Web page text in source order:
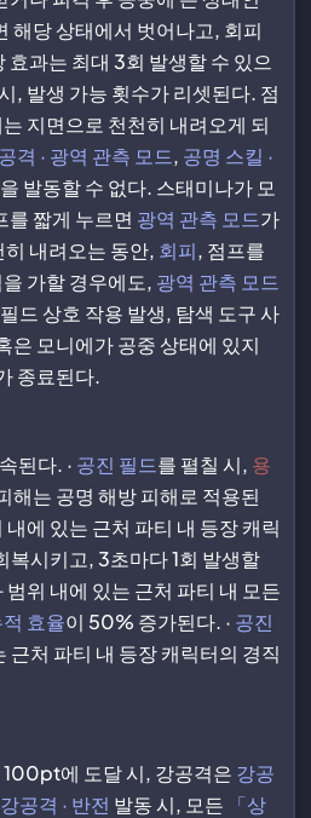
해당 상태에서 벗어나고, 회피
과는 최대 3회 발생할 수 있으
, 발생 가능 횟수가 리셋된다. 점
지면으로 천천히 내려오게 되
격 · 광역 관측 모드, 공명 스킬 ·
을 발동할 수 없다. 스태미나가 모
를 짧게 누르면 광역 관측 모드가
내려오는 동안, 회피, 점프를
가할 경우에도, 광역 관측 모드
드 상호 작용 발생, 탐색 도구 사
은 모니에가 공중 상태에 있지
종료된다.
된다. · 공진 필드를 펼칠 시, 용
해는 공명 해방 피해로 적용된
내에 있는 근처 파티 내 등장 캐릭
복시키고, 3초마다 1회 발생할
범위 내에 있는 근처 파티 내 모든
효율이 50% 증가된다. · 공진
근처 파티 내 등장 캐릭터의 경직
100pt에 도달 시, 강공격은 강공
강공격 · 반전 발동 시, 모든
「상